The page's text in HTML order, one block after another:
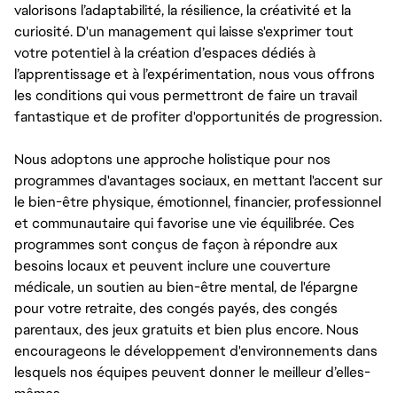
valorisons l’adaptabilité, la résilience, la créativité et la
curiosité. D'un management qui laisse s'exprimer tout
votre potentiel à la création d’espaces dédiés à
l’apprentissage et à l’expérimentation, nous vous offrons
les conditions qui vous permettront de faire un travail
fantastique et de profiter d'opportunités de progression.
Nous adoptons une approche holistique pour nos
programmes d'avantages sociaux, en mettant l'accent sur
le bien-être physique, émotionnel, financier, professionnel
et communautaire qui favorise une vie équilibrée. Ces
programmes sont conçus de façon à répondre aux
besoins locaux et peuvent inclure une couverture
médicale, un soutien au bien-être mental, de l'épargne
pour votre retraite, des congés payés, des congés
parentaux, des jeux gratuits et bien plus encore. Nous
encourageons le développement d'environnements dans
lesquels nos équipes peuvent donner le meilleur d’elles-